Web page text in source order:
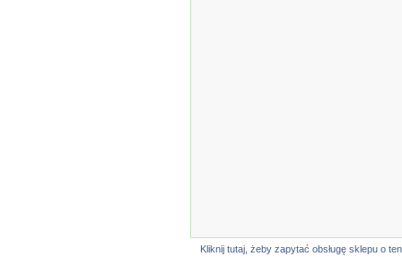
Kliknij tutaj, żeby zapytać obsługę sklepu o